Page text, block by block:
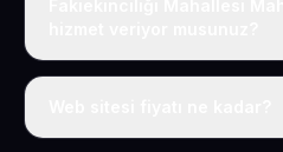
Evet, Fakıekinciliği Mahallesi